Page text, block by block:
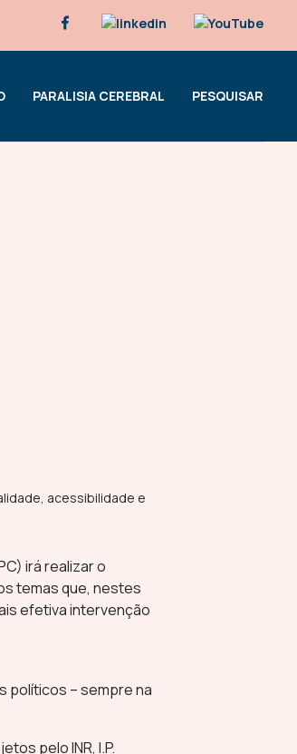
PARALISIA CEREBRAL PESQUISAR
irá realizar o
temas que, nestes
efetiva intervenção
políticos – sempre na
pelo INR, I.P.